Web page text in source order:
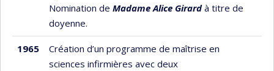
Nomination de Madame Alice Girardà titre de
doyenne.
1965
Création d’un programme de maîtrise en
sciences infirmières avec deux